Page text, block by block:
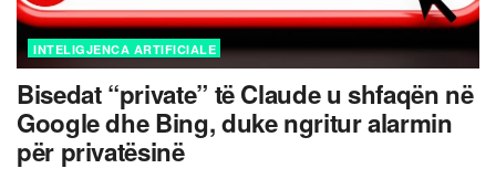
INTELIGJENCA ARTIFICIALE
Bisedat “private” të Claude u shfaqën në
Google dhe Bing, duke ngritur alarmin
për privatësinë